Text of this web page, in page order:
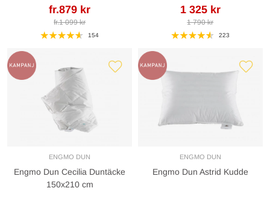
fr.879 kr
fr.1 099 kr
154
1 325 kr
1 790 kr
223
ENGMO DUN
Engmo Dun Cecilia Duntäcke
150x210 cm
ENGMO DUN
Engmo Dun Astrid Kudde